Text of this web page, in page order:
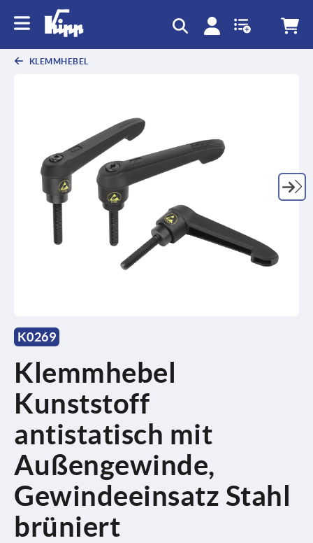
KLEMMHEBEL
K0269
Klemmhebel
Kunststoff
antistatisch mit
Außengewinde,
Gewindeeinsatz Stahl
brüniert